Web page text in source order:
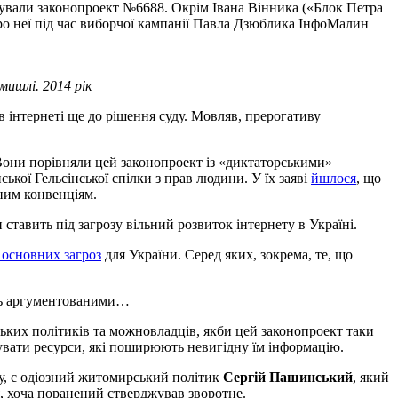
законопроект №6688. Окрім Івана Вінника («Блок Петра
під час виборчої кампанії Павла Дзюблика ІнфоМалин
2014 рік
інтернеті ще до рішення суду. Мовляв, прерогативу
порівняли цей законопроект із «диктаторськими»
Гельсінської спілки з прав людини. У їх заяві йшлося, що
конвенціям.
під загрозу вільний розвиток інтернету в Україні.
основних загроз для України. Серед яких, зокрема, те, що
аргументованими…
політиків та можновладців, якби цей законопроект таки
ресурси, які поширюють невигідну їм інформацію.
є одіозний житомирський політик Сергій Пашинський, який
хоча поранений стверджував зворотне.